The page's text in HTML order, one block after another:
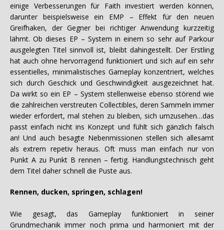
einige Verbesserungen für Faith investiert werden können,
darunter beispielsweise ein EMP – Effekt für den neuen
Greifhaken, der Gegner bei richtiger Anwendung kurzzeitig
lähmt. Ob dieses EP – System in einem so sehr auf Parkour
ausgelegten Titel sinnvoll ist, bleibt dahingestellt. Der Erstling
hat auch ohne hervorragend funktioniert und sich auf ein sehr
essentielles, minimalistisches Gameplay konzentriert, welches
sich durch Geschick und Geschwindigkeit ausgezeichnet hat.
Da wirkt so ein EP – System stellenweise ebenso störend wie
die zahlreichen verstreuten Collectibles, deren Sammeln immer
wieder erfordert, mal stehen zu bleiben, sich umzusehen…das
passt einfach nicht ins Konzept und fühlt sich gänzlich falsch
an! Und auch besagte Nebenmissionen stellen sich allesamt
als extrem repetiv heraus. Oft muss man einfach nur von
Punkt A zu Punkt B rennen – fertig. Handlungstechnisch geht
dem Titel daher schnell die Puste aus.
Rennen, ducken, springen, schlagen!
Wie gesagt, das Gameplay funktioniert in seiner
Grundmechanik immer noch prima und harmoniert mit der